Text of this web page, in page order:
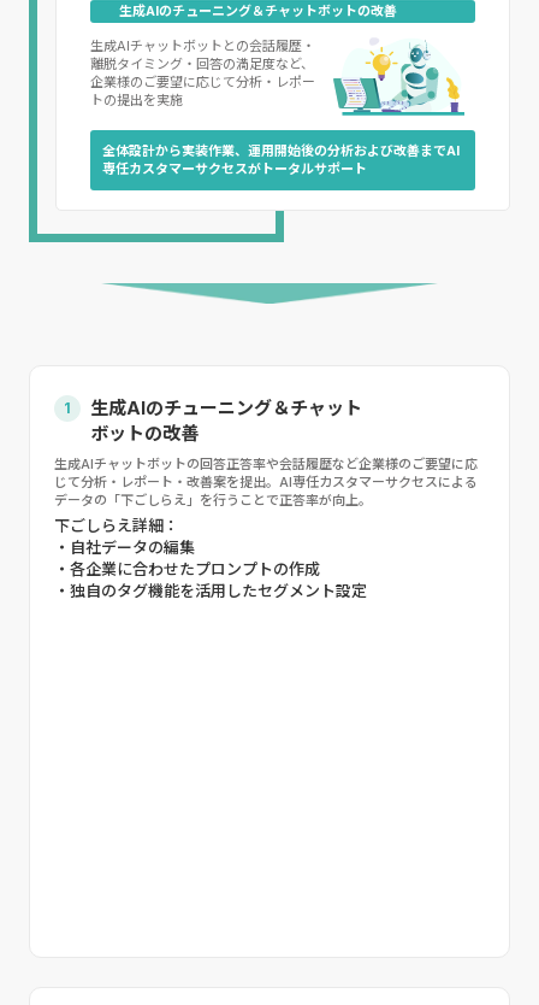
生成AIのチューニング＆チャットボットの改善
生成AIチャットボットとの会話履歴・
離脱タイミング・回答の満足度など、
企業様のご要望に応じて分析・レポー
トの提出を実施
全体設計から実装作業、運用開始後の分析および改善までAI
専任カスタマーサクセスがトータルサポート
1
生成AIのチューニング＆チャット
ボットの改善
生成AIチャットボットの回答正答率や会話履歴など企業様のご要望に応
じて分析・レポート・改善案を提出。AI専任カスタマーサクセスによる
データの「下ごしらえ」を行うことで正答率が向上。
下ごしらえ詳細：
・自社データの編集
・各企業に合わせたプロンプトの作成
・独自のタグ機能を活用したセグメント設定